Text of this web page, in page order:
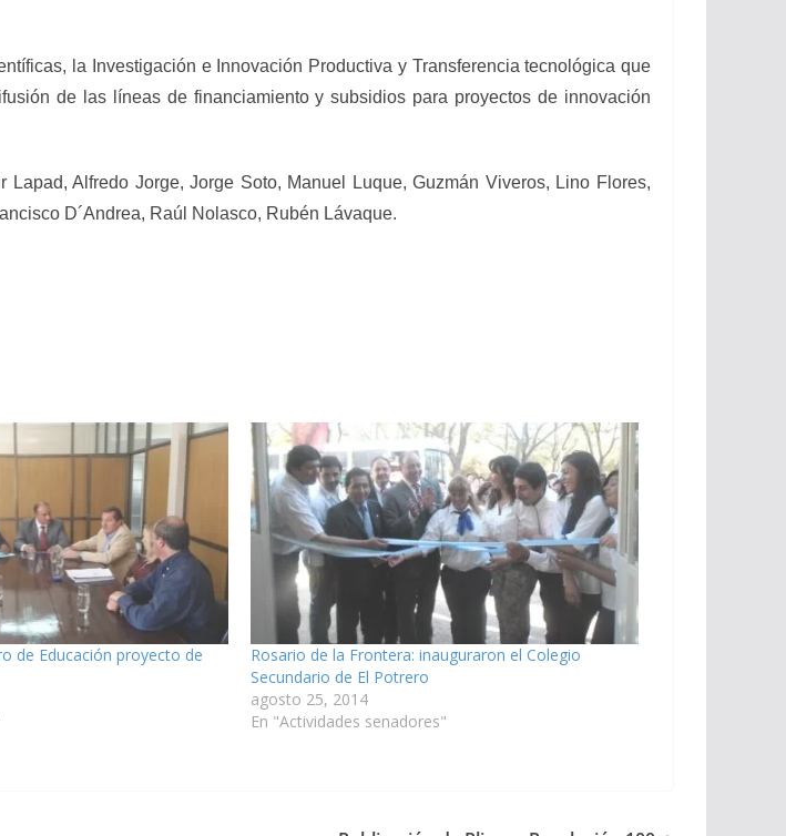
la Investigación e Innovación Productiva y Transferencia tecnológica que
de las líneas de financiamiento y subsidios para proyectos de innovación
Alfredo Jorge, Jorge Soto, Manuel Luque, Guzmán Viveros, Lino Flores,
D´Andrea, Raúl Nolasco, Rubén Lávaque.
de Educación proyecto de
Rosario de la Frontera: inauguraron el Colegio
Secundario de El Potrero
agosto 25, 2014
En "Actividades senadores"